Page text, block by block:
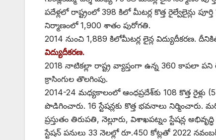
పదేళ్లలో రాష్ట్రంలో 398 కిలో మీటర్ల కొత్త రైల్వేలైన్లు పూర్తి
నిర్మాణంలో 1,900 శాతం పురోగతి.
2014 నుంచి 1,889 కిలోమీటర్ల లైన్ల విద్యుదీకరణ.
‌విద్యుదీకరణ.
2018 నాటికల్లా రాష్ట్ర వ్యాప్తంగా ఉన్న 360 కాపలా పని
‌క్రాసింగుల తొలగింపు.
2014-24 మధ్యకాలంలో ఆంధప్రదేశ్‌కు 108 కొత్త
పొడిగించారు. 16 స్టేషన్లకు కొత్త భవనాలు
ప్రస్తుతం తిరుపతి, నెల్లూరు, విశాఖపట్నం స్టేషన్ల
స్టేషన్‌ ‌పనులు 33 నెలల్లో రూ.450 కోట్లతో 2022